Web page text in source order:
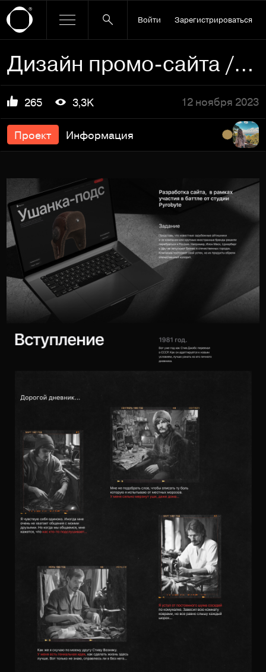
Войти Зарегистрироваться
Дизайн промо-сайта / Pyrobattle
265 3,3K 12 ноября 2023
Проект Информация